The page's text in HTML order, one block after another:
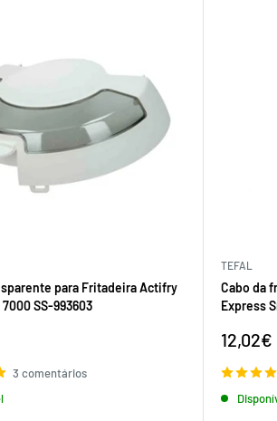
para Fritadeira Actifry
SS-993603
3 comentários
TEFAL
Cabo da
Express
Preço
venda
12,02€